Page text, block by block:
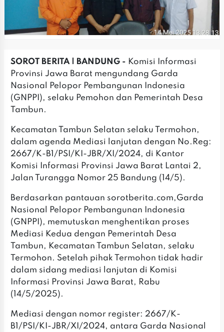
SOROT BERITA | BANDUNG - Komisi Informasi
Provinsi Jawa Barat mengundang Garda
Nasional Pelopor Pembangunan Indonesia
(GNPPI), selaku Pemohon dan Pemerintah Desa
Tambun.
Kecamatan Tambun Selatan selaku Termohon,
dalam agenda Mediasi lanjutan dengan No.Reg:
2667/K-B1/PSI/KI-JBR/XI/2024, di Kantor
Komisi Informasi Provinsi Jawa Barat Lantai 2,
Jalan Turangga Nomor 25 Bandung (14/5).
Berdasarkan pantauan sorotberita.com,Garda
Nasional Pelopor Pembangunan Indonesia
(GNPPI), memutuskan menghentikan proses
Mediasi Kedua dengan Pemerintah Desa
Tambun, Kecamatan Tambun Selatan, selaku
Termohon. Setelah pihak Termohon tidak hadir
dalam sidang mediasi lanjutan di Komisi
Informasi Provinsi Jawa Barat, Rabu
(14/5/2025).
Mediasi dengan nomor register: 2667/K-
B1/PSI/KI-JBR/XI/2024, antara Garda Nasional